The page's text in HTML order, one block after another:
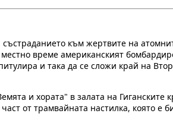
към жертвите на
време американският
и така да се сложи край на
и хората" в залата на
от трамвайната настилка, която